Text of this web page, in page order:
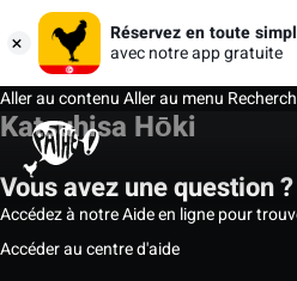
Réservez en toute
avec notre app gratuite
Aller au contenuAller au menu
Katsuhisa Hōki
Vous avez une question ?
Accédez à notre Aide en ligne pour
Accéder au centre d'aide